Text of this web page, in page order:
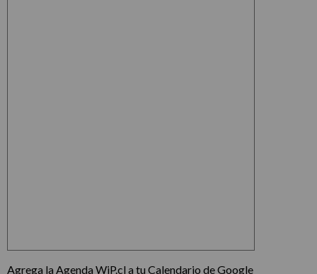
Agrega la Agenda WiP.cl a tu Calendario de Google